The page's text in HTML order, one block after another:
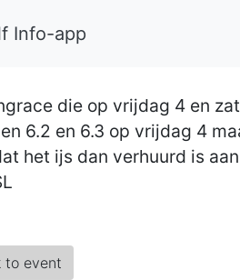
Info-app
die op vrijdag 4 en
6.2 en 6.3 op vrijdag 4
het ijs dan verhuurd is
to event